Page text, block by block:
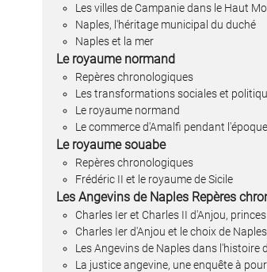
Les villes de Campanie dans le Haut
Naples, l'héritage municipal du duché
Naples et la mer
Le royaume normand
Repères chronologiques
Les transformations sociales et
Le royaume normand
Le commerce d'Amalfi pendant
Le royaume souabe
Repères chronologiques
Frédéric II et le royaume de Sicile
Les Angevins de Naples Repères
Charles Ier et Charles II d'Anjou,
Charles Ier d'Anjou et le choix de
Les Angevins de Naples dans l'histoire
La justice angevine, une enquête à